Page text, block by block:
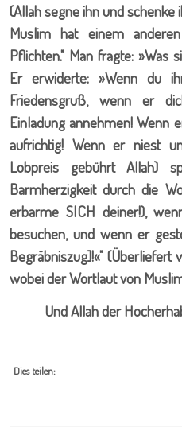
(Allah segne ihn und schenke
Muslim hat einem
Pflichten." Man fragte: »Was
Er erwiderte: »Wenn du
Friedensgruß, wenn er
Einladung annehmen! Wenn
aufrichtig! Wenn er niest
Lobpreis gebührt Allah)
Barmherzigkeit durch die
erbarme SICH deiner!),
besuchen, und wenn er
Begräbniszug]!«" (Überliefert
wobei der Wortlaut von
Und Allah der
Dies teilen: